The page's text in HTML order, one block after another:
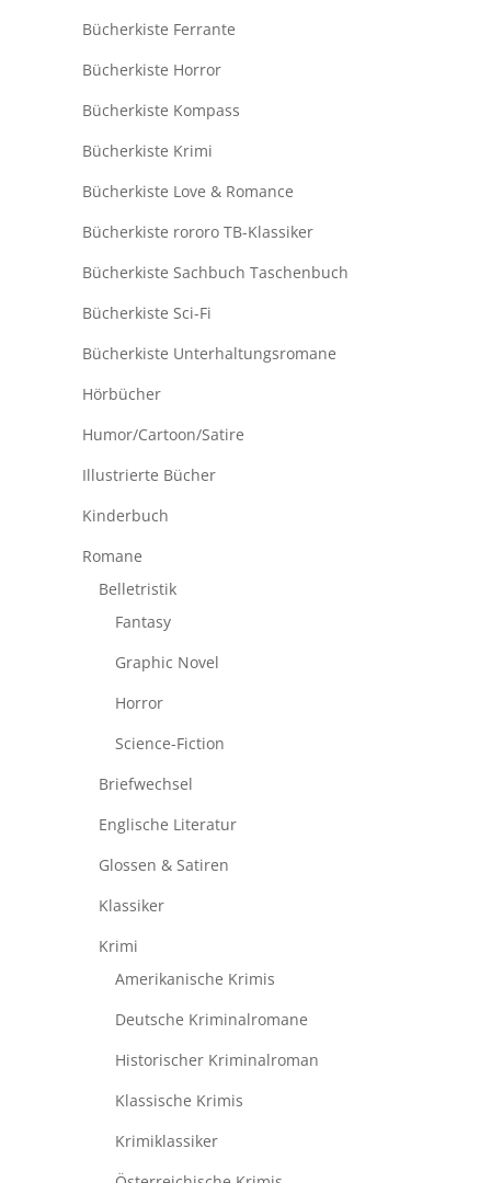
Bücherkiste Ferrante
Bücherkiste Horror
Bücherkiste Kompass
Bücherkiste Krimi
Bücherkiste Love & Romance
Bücherkiste rororo TB-Klassiker
Bücherkiste Sachbuch Taschenbuch
Bücherkiste Sci-Fi
Bücherkiste Unterhaltungsromane
Hörbücher
Humor/Cartoon/Satire
Illustrierte Bücher
Kinderbuch
Romane
Belletristik
Fantasy
Graphic Novel
Horror
Science-Fiction
Briefwechsel
Englische Literatur
Glossen & Satiren
Klassiker
Krimi
Amerikanische Krimis
Deutsche Kriminalromane
Historischer Kriminalroman
Klassische Krimis
Krimiklassiker